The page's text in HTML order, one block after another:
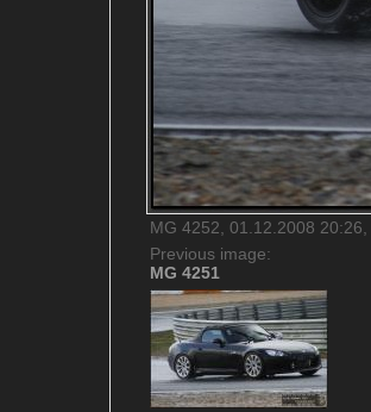
MG 4252, 01.12.2008
Previous image:
MG 4251